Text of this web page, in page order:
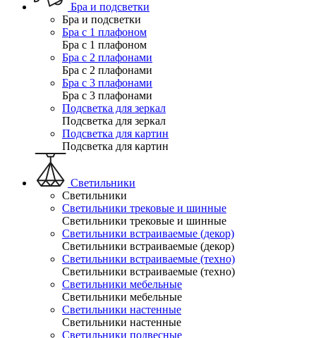
Бра и подсветки
Бра и подсветки
Бра с 1 плафоном
Бра с 1 плафоном
Бра с 2 плафонами
Бра с 2 плафонами
Бра с 3 плафонами
Бра с 3 плафонами
Подсветка для зеркал
Подсветка для зеркал
Подсветка для картин
Подсветка для картин
Светильники
Светильники
Светильники трековые и шинные
Светильники трековые и шинные
Светильники встраиваемые (декор)
Светильники встраиваемые (декор)
Светильники встраиваемые (техно)
Светильники встраиваемые (техно)
Светильники мебельные
Светильники мебельные
Светильники настенные
Светильники настенные
Светильники подвесные